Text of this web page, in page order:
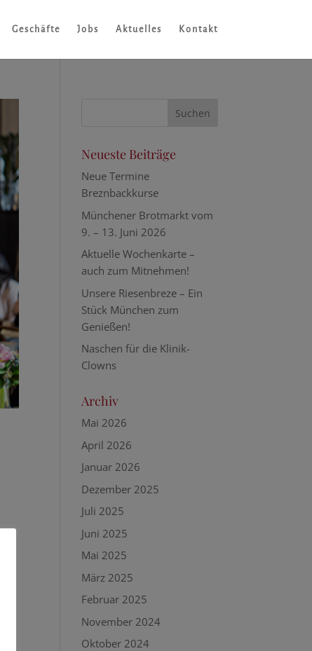
Geschäfte Jobs Aktuelles Kontakt
Neueste Beiträge
Neue Termine
Breznbackkurse
Münchener Brotmarkt vom
9. – 13. Juni 2026
Aktuelle Wochenkarte –
auch zum Mitnehmen!
Unsere Riesenbreze – Ein
Stück München zum
Genießen!
Naschen für die Klinik-
Clowns
Archiv
Mai 2026
April 2026
Januar 2026
Dezember 2025
Juli 2025
Juni 2025
Mai 2025
März 2025
Februar 2025
November 2024
Oktober 2024